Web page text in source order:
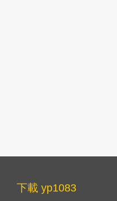
下載 yp1083